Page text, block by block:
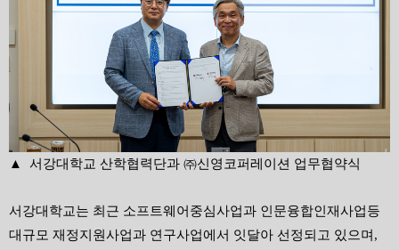
▲ 서강대학교 산학협력단과 ㈜신영코퍼레이션 업무협약식
서강대학교는 최근 소프트웨어중심사업과 인문융합인재사업등
대규모 재정지원사업과 연구사업에서 잇달아 선정되고 있으며 ,